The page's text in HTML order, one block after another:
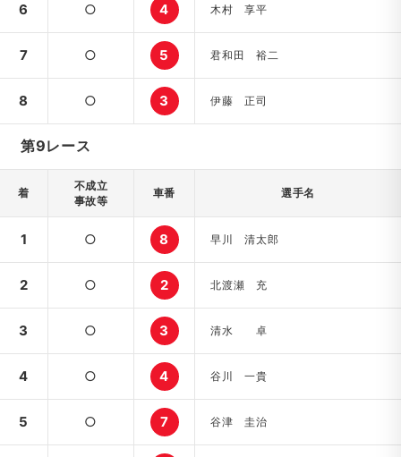
6 ○ 4 木村 享平
7 ○ 5 君和田 裕二
8 ○ 3 伊藤 正司
第9レース
着
不成立
事故等
車番 選手名
1 ○ 8 早川 清太郎
2 ○ 2 北渡瀬 充
3 ○ 3 清水 卓
4 ○ 4 谷川 一貴
5 ○ 7 谷津 圭治